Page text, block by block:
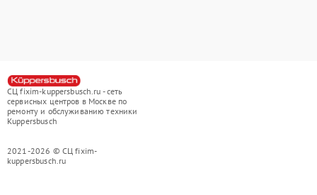
СЦ fixim-kuppersbusch.ru - сеть
сервисных центров в Москве по
ремонту и обслуживанию техники
Kuppersbusch
2021-2026 © СЦ fixim-
kuppersbusch.ru